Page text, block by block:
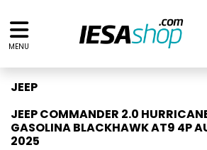
MENU
JEEP
JEEP COMMANDER 2.0
GASOLINA BLACKHAWK AT9 4P
2025